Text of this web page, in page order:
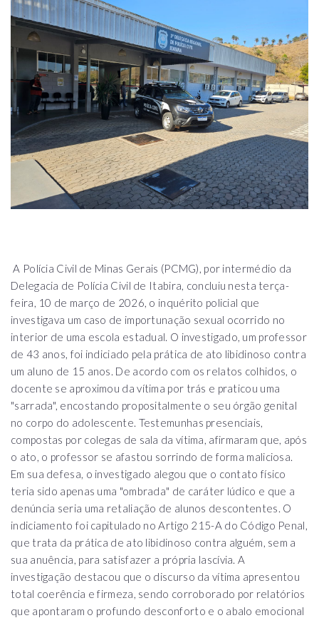
A Polícia Civil de Minas Gerais (PCMG), por intermédio da
Delegacia de Polícia Civil de Itabira, concluiu nesta terça-
feira, 10 de março de 2026, o inquérito policial que
investigava um caso de importunação sexual ocorrido no
interior de uma escola estadual. O investigado, um professor
de 43 anos, foi indiciado pela prática de ato libidinoso contra
um aluno de 15 anos. De acordo com os relatos colhidos, o
docente se aproximou da vítima por trás e praticou uma
"sarrada", encostando propositalmente o seu órgão genital
no corpo do adolescente. Testemunhas presenciais,
compostas por colegas de sala da vítima, afirmaram que, após
o ato, o professor se afastou sorrindo de forma maliciosa.
Em sua defesa, o investigado alegou que o contato físico
teria sido apenas uma "ombrada" de caráter lúdico e que a
denúncia seria uma retaliação de alunos descontentes. O
indiciamento foi capitulado no Artigo 215-A do Código Penal,
que trata da prática de ato libidinoso contra alguém, sem a
sua anuência, para satisfazer a própria lascívia. A
investigação destacou que o discurso da vítima apresentou
total coerência e firmeza, sendo corroborado por relatórios
que apontaram o profundo desconforto e o abalo emocional